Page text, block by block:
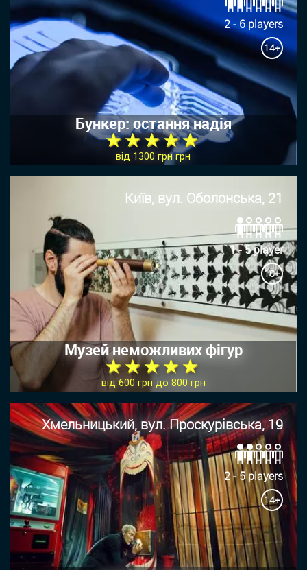
2 - 6 players
14+
Бункер: остання надія
★ ★ ★ ★ ★
від 1300 грн грн
Київ, вул. Оболонська, 21
1 - 5 player
10+
Музей неможливих фігур
★ ★ ★ ★ ★
від 600 грн до 800 грн
Хмельницький, вул. Проскурівська, 19
2 - 5 players
14+